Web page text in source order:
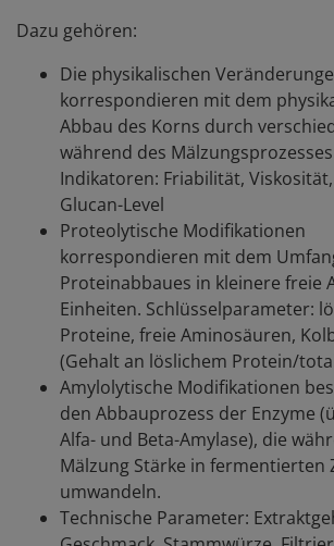
Dazu gehören:
Die physikalischen
korrespondieren mit dem
Abbau des Korns durch
während des
Indikatoren: Friabilität,
Glucan-Level
Proteolytische Modifikationen
korrespondieren mit dem
Proteinabbaues in kleinere freie
Einheiten. Schlüsselparameter:
Proteine, freie Aminosäuren,
(Gehalt an löslichem Protein/
Amylolytische Modifikationen
den Abbauprozess der Enzyme
Alfa- und Beta-Amylase), die
Mälzung Stärke in fermentierten
umwandeln.
Technische Parameter: